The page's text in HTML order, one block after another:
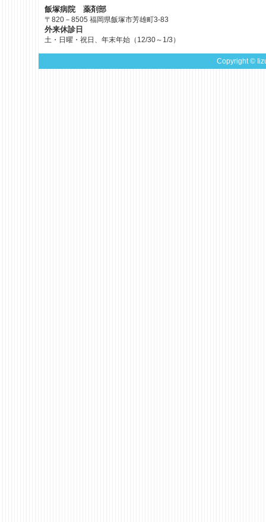
飯塚病院 薬剤部
〒820－8505 福岡県飯塚市芳雄町3-83
外来休診日
土・日曜・祝日、年末年始（12/30～1/3）
Copyright ©